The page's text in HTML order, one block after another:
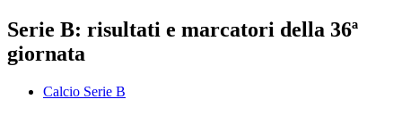
Serie B: risultati e marcatori della 36ª
giornata
Calcio Serie B